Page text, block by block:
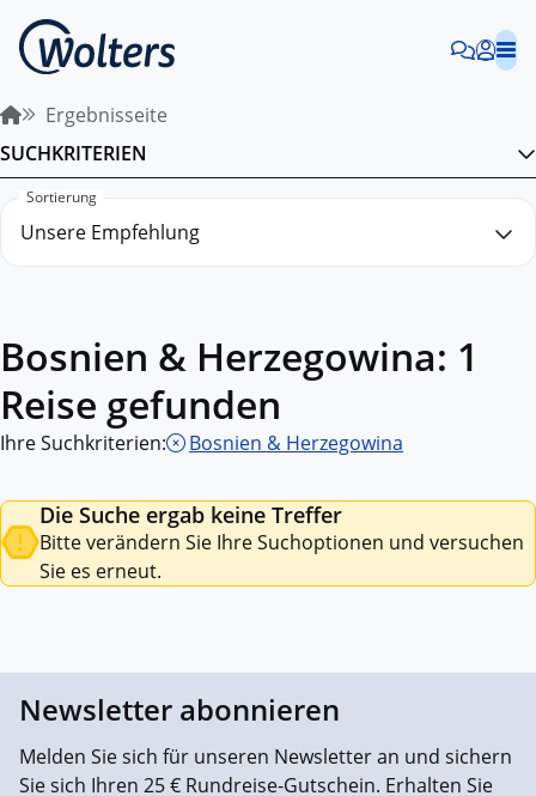
Ergebnisseite
SUCHKRITERIEN
Sortierung
Bosnien & Herzegowina: 1
Reise gefunden
Ihre Suchkriterien: Bosnien & Herzegowina
Die Suche ergab keine Treffer
Bitte verändern Sie Ihre Suchoptionen und versuchen
Sie es erneut.
Newsletter abonnieren
Melden Sie sich für unseren Newsletter an und sichern
Sie sich Ihren 25 € Rundreise-Gutschein. Erhalten Sie